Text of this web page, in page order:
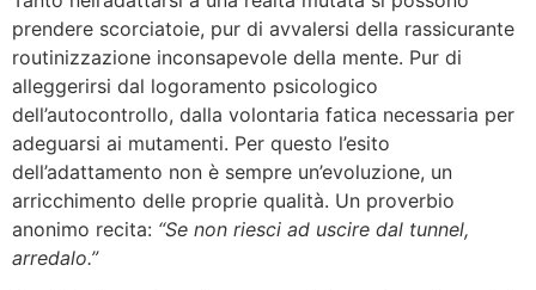
prendere scorciatoie, pur di avvalersi della rassicurante
routinizzazione inconsapevole della mente. Pur di
alleggerirsi dal logoramento psicologico
dell’autocontrollo, dalla volontaria fatica necessaria per
adeguarsi ai mutamenti. Per questo l’esito
dell’adattamento non è sempre un’evoluzione, un
arricchimento delle proprie qualità. Un proverbio
anonimo recita: “Se non riesci ad uscire dal tunnel,
arredalo.”